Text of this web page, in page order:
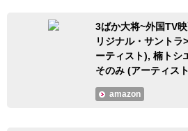
3ばか大将~外国TV
リジナル・サント
ーティスト), 楠トシ
そのみ (アーティス
amazon